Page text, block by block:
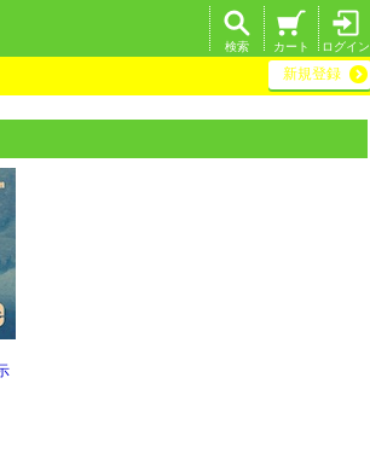
ログイン
カート
検索
新規登録